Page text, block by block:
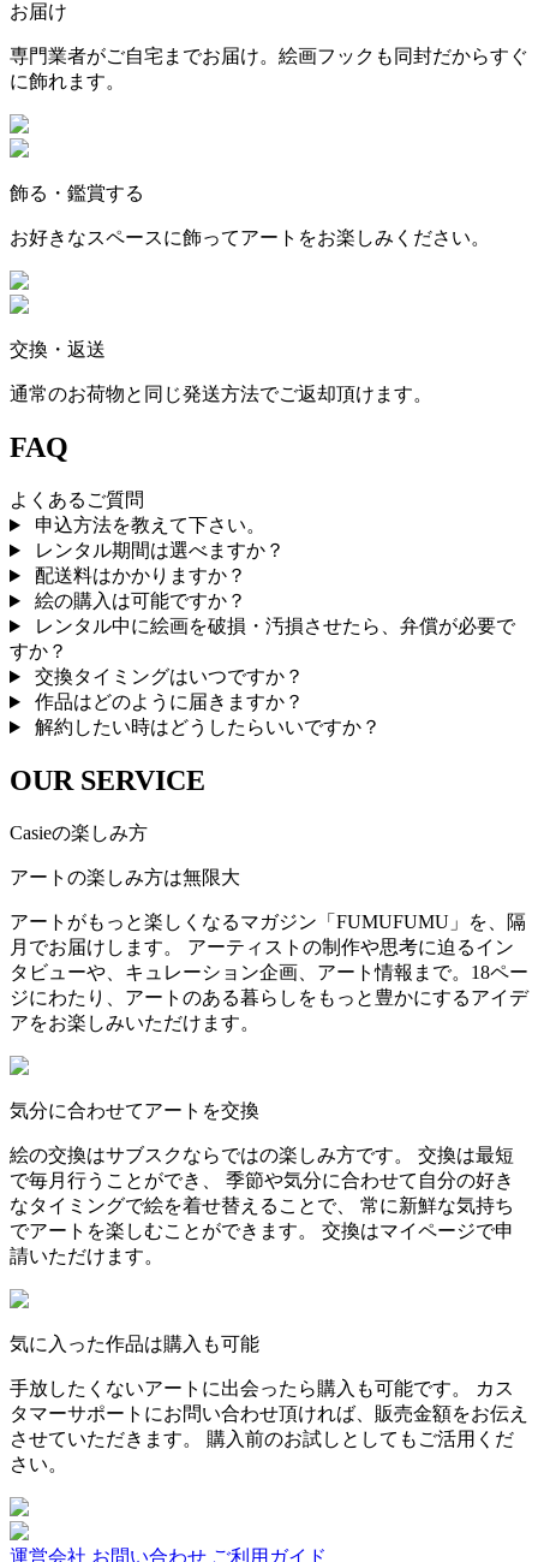
お届け
専門業者がご自宅までお届け。絵画フックも同封だからすぐ
に飾れます。
飾る・鑑賞する
お好きなスペースに飾ってアートをお楽しみください。
交換・返送
通常のお荷物と同じ発送方法でご返却頂けます。
FAQ
よくあるご質問
申込方法を教えて下さい。
レンタル期間は選べますか？
配送料はかかりますか？
絵の購入は可能ですか？
レンタル中に絵画を破損・汚損させたら、弁償が必要で
すか？
交換タイミングはいつですか？
作品はどのように届きますか？
解約したい時はどうしたらいいですか？
OUR SERVICE
Casieの楽しみ方
アートの楽しみ方は無限大
アートがもっと楽しくなるマガジン「FUMUFUMU」を、隔
月でお届けします。 アーティストの制作や思考に迫るイン
タビューや、キュレーション企画、アート情報まで。18ペー
ジにわたり、アートのある暮らしをもっと豊かにするアイデ
アをお楽しみいただけます。
気分に合わせてアートを交換
絵の交換はサブスクならではの楽しみ方です。 交換は最短
で毎月行うことができ、 季節や気分に合わせて自分の好き
なタイミングで絵を着せ替えることで、 常に新鮮な気持ち
でアートを楽しむことができます。 交換はマイページで申
請いただけます。
気に入った作品は購入も可能
手放したくないアートに出会ったら購入も可能です。 カス
タマーサポートにお問い合わせ頂ければ、販売金額をお伝え
させていただきます。 購入前のお試しとしてもご活用くだ
さい。
運営会社 お問い合わせ ご利用ガイド